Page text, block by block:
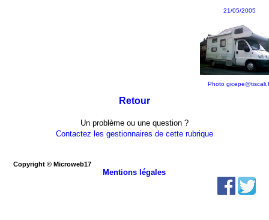
21/05/2005
Photo
Retour
Un problème ou une question ?
Contactez les gestionnaires de cette rubrique
Copyright © Microweb17
Mentions légales